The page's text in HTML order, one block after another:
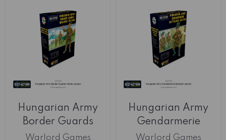
Hungarian Army
Border Guards
Infantry Section ...
Warlord Games
Hungarian Army
Gendarmerie
Battalion Section ...
Warlord Games